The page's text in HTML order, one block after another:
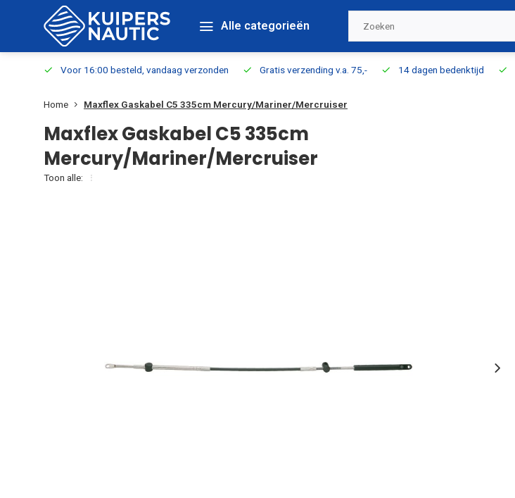
Alle categorieën
Voor 16:00 besteld, vandaag verzonden Gratis verzending v.a. 75,- 14 dagen bedenktijd
Home Maxflex Gaskabel C5 335cm Mercury/Mariner/Mercruiser
Maxflex Gaskabel C5 335cm
Mercury/Mariner/Mercruiser
Toon alle: